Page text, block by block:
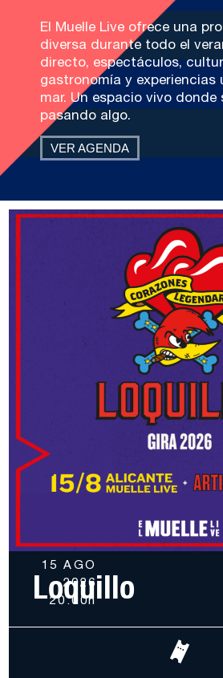
El Muelle Live ofrece una
diversa durante todo el
directo, espectáculos,
gastronomía y experiencias
mar. Un espacio vivo donde
pasando algo.
VER AGENDA
Loquillo
15 AGO
2026
20.00h